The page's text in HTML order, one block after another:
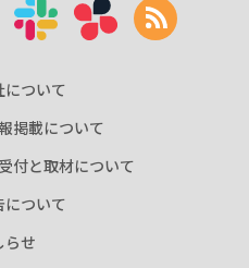
について
掲載について
付と取材について
について
らせ